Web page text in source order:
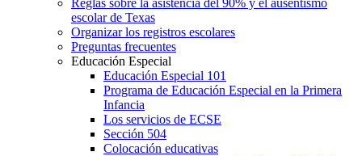
escolar de Texas
Organizar los registros escolares
Preguntas frecuentes
Educación Especial
Educación Especial 101
Programa de Educación Especial en la Primera
Infancia
Los servicios de ECSE
Sección 504
Colocación educativas